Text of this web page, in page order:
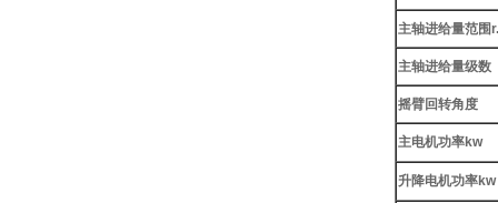
主轴进给量范围
主轴进给量级数
摇臂回转角度
主电机功率kw
升降电机功率kw